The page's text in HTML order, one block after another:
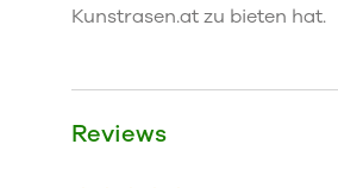
Kunstrasen.at zu bieten hat.
Reviews